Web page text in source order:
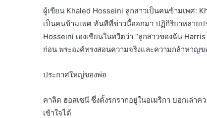
ผู้เขียน Khaled Hosseini ลูกสาวเป็นคนข้ามเพศ:
เป็นคนข้ามเพศ ทันทีที่ข่าวนี้ออกมา ปฏิกิริยาหลายป
Hosseini เองเขียนในทวีตว่า “ลูกสาวของฉัน
ก่อน พระองค์ทรงสอนความจริงและความกล้าหาญข
ประกาศใหญ่ของพ่อ
คาลิด ฮอสเซนี ซึ่งตั้งรกรากอยู่ในอเมริกา บอกเล่า
เข้าใจได้